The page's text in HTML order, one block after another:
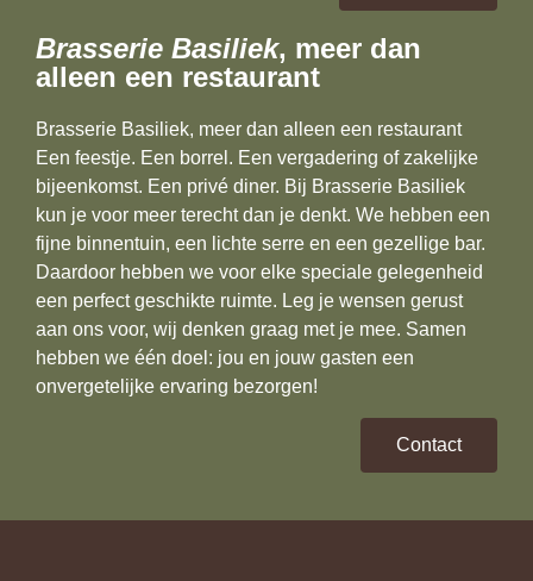
Brasserie Basiliek, meer dan
alleen een restaurant
Brasserie Basiliek, meer dan alleen een restaurant
Een feestje. Een borrel. Een vergadering of zakelijke
bijeenkomst. Een privé diner. Bij Brasserie Basiliek
kun je voor meer terecht dan je denkt. We hebben een
fijne binnentuin, een lichte serre en een gezellige bar.
Daardoor hebben we voor elke speciale gelegenheid
een perfect geschikte ruimte. Leg je wensen gerust
aan ons voor, wij denken graag met je mee. Samen
hebben we één doel: jou en jouw gasten een
onvergetelijke ervaring bezorgen!
Contact